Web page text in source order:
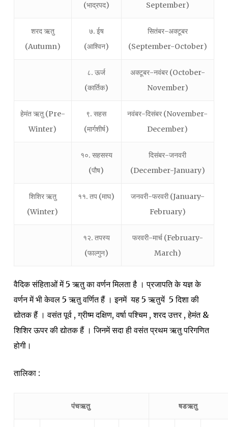
(भाद्रपद)
September)
शरद ऋतु
(Autumn)
७. ईष
(आश्विन)
सितंबर-अक्टूबर
(September-October)
८. ऊर्ज
(कार्तिक)
अक्टूबर-नवंबर (October-
November)
हेमंत ऋतु (Pre-
Winter)
९. सहस
(मार्गशीर्ष)
नवंबर-दिसंबर (November-
December)
१०. सहसस्य
(पौष)
दिसंबर-जनवरी
(December-January)
शिशिर ऋतु
(Winter)
११. तप (माघ)
जनवरी-फरवरी (January-
February)
१२. तपस्य
(फाल्गुन)
फरवरी-मार्च (February-
March)
वैदिक संहिताओं में 5 ऋतु का वर्णन मिलता है । प्रजापति के यज्ञ के
वर्णन में भी केवल 5 ऋतु वर्णित हैं । इनमें यह 5 ऋतुयें 5 दिशा की
द्योतक हैं । वसंत पूर्व , ग्रीष्म दक्षिण, वर्षा पश्चिम , शरद उत्तर , हेमंत &
शिशिर ऊपर की द्योतक हैं । जिनमें सदा ही वसंत प्रथम ऋतु परिगणित
होगी।
तालिका :
पंचऋतु षडऋतु